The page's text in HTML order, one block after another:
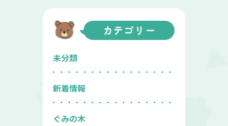
カテゴリー
未分類
新着情報
ぐみの木